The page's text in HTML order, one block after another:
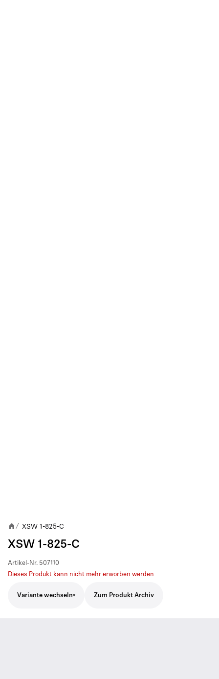
/ XSW 1-825-C
XSW 1-825-C
Artikel-Nr. 507110
Dieses Produkt kann nicht mehr erworben werden
Variante wechseln Zum Produkt Archiv